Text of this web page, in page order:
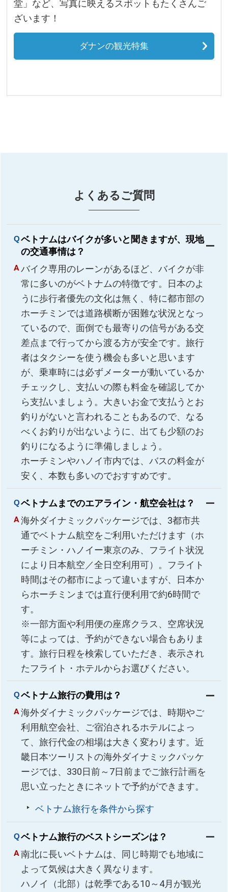
堂」など、写真に映えるスポットもたくさんご
ざいます！
ダナンの観光特集
よくあるご質問
ベトナムはバイクが多いと聞きますが、現地
の交通事情は？
バイク専用のレーンがあるほど、バイクが非
常に多いのがベトナムの特徴です。日本のよ
うに歩行者優先の文化は無く、特に都市部の
ホーチミンでは道路横断が困難な状況となっ
ているので、面倒でも最寄りの信号がある交
差点まで行ってから渡る方が安全です。旅行
者はタクシーを使う機会も多いと思います
が、乗車時には必ずメーターが動いているか
チェックし、支払いの際も料金を確認してか
ら支払いましょう。大きいお金で支払うとお
釣りがないと言われることもあるので、なる
べくお釣りが出ないように、出ても少額のお
釣りになるように準備しましょう。
ホーチミンやハノイ市内では、バスの料金が
安く、本数も多いのでおすすめです。
ベトナムまでのエアライン・航空会社は？
海外ダイナミックパッケージでは、3都市共
通でベトナム航空をご利用いただけます（ホ
ーチミン・ハノイー東京のみ、フライト状況
により日本航空／全日空利用可）。フライト
時間はその都市によって違いますが、日本か
らホーチミンまでは直行便利用で約6時間で
す。
※一部方面や利用便の座席クラス、空席状況
等によっては、予約ができない場合もありま
す。旅行日程を検索していただき、表示され
たフライト・ホテルからお選びください。
ベトナム旅行の費用は？
海外ダイナミックパッケージでは、時期やご
利用航空会社、ご宿泊されるホテルによっ
て、旅行代金の相場は大きく変わります。近
畿日本ツーリストの海外ダイナミックパッケ
ージでは、330日前～7日前までご旅行計画を
思い立ったときにネットで予約ができます。
ベトナム旅行を条件から探す
ベトナム旅行のベストシーズンは？
南北に長いベトナムは、同じ時期でも地域に
よって気候は大きく異なります。
ハノイ（北部）は乾季である10～4月が観光